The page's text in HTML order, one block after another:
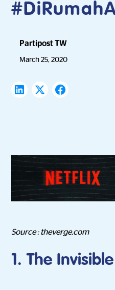
Partipost TW
March 25, 2020
Source : theverge.com
1. The